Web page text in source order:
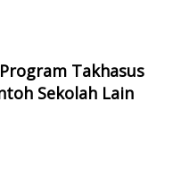
Takhasus
Sekolah Lain